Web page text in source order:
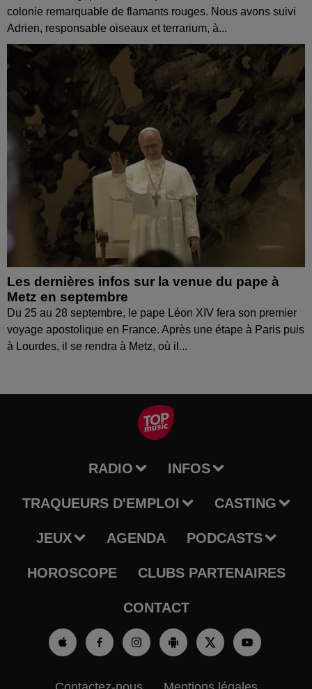
colonie remarquable de flamants rouges. Nous avons suivi
Adrien, responsable oiseaux et terrarium, à...
Les dernières infos sur la venue du pape à
Metz en septembre
Du 25 au 28 septembre, le pape Léon XIV fera son premier
voyage apostolique en France. Après une étape à Paris puis
à Lourdes, il se rendra à Metz, où il...
RADIO INFOS
TRAQUEURS D'EMPLOI CASTING
JEUX AGENDA PODCASTS
HOROSCOPE CLUBS PARTENAIRES
CONTACT